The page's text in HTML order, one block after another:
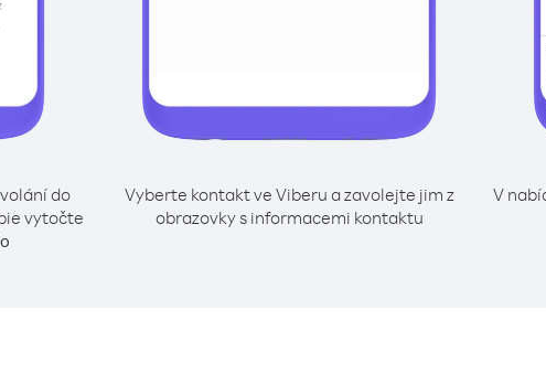
do
vytočte
Vyberte kontakt ve Viberu a zavolejte jim z
obrazovky s informacemi kontaktu
V